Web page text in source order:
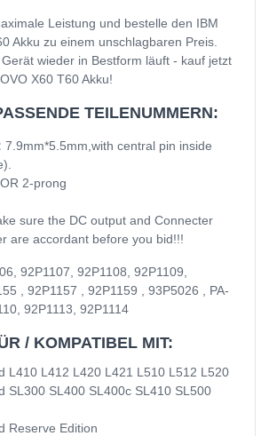
Leistung und bestelle den IBM
Akku zu einem unschlagbaren Preis.
wieder in Bestform läuft - kauf jetzt
X60 T60 Akku!
TEILENUMMERN:
7.9mm*5.5mm,with central pin inside
2-prong
sure the DC output and Connecter
are accordant before you bid!!!
92P1107, 92P1108, 92P1109,
, 92P1157 , 92P1159 , 93P5026 , PA-
92P1113, 92P1114
/ KOMPATIBEL MIT:
L410 L412 L420 L421 L510 L512 L520
SL300 SL400 SL400c SL410 SL500
Reserve Edition